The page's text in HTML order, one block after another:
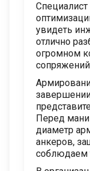
увидеть
отлично
огромном
Перед
диаметр
анкеров,
соблюдаем